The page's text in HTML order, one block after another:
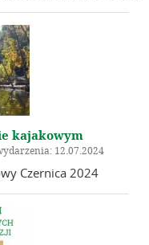
kajakowym
12.07.2024
Czernica 2024